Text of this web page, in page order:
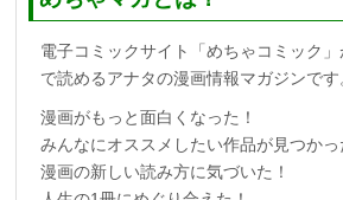
電子コミックサイト「めちゃコミック
で読めるアナタの漫画情報マガジンです
漫画がもっと面白くなった！
みんなにオススメしたい作品が見つかっ
漫画の新しい読み方に気づいた！